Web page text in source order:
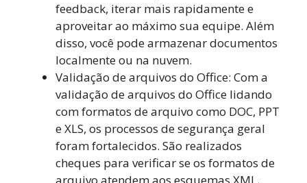
feedback, iterar mais rapidamente e
aproveitar ao máximo sua equipe. Além
disso, você pode armazenar documentos
localmente ou na nuvem.
Validação de arquivos do Office: Com a
validação de arquivos do Office lidando
com formatos de arquivo como DOC, PPT
e XLS, os processos de segurança geral
foram fortalecidos. São realizados
cheques para verificar se os formatos de
arquivo atendem aos esquemas XML.